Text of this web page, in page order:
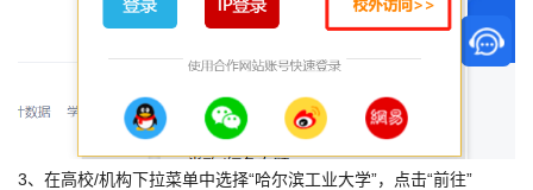
3、在高校/机构下拉菜单中选择“哈尔滨工业大学”，点击“前往”